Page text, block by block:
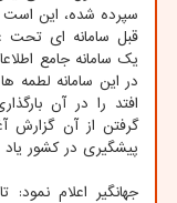
سپرده شده، این است
قبل سامانه ای
یک سامانه جامع
در این سامانه لطمه
افتد را در آن
گرفتن از آن گزارش
پیشگیری در کشور یاد